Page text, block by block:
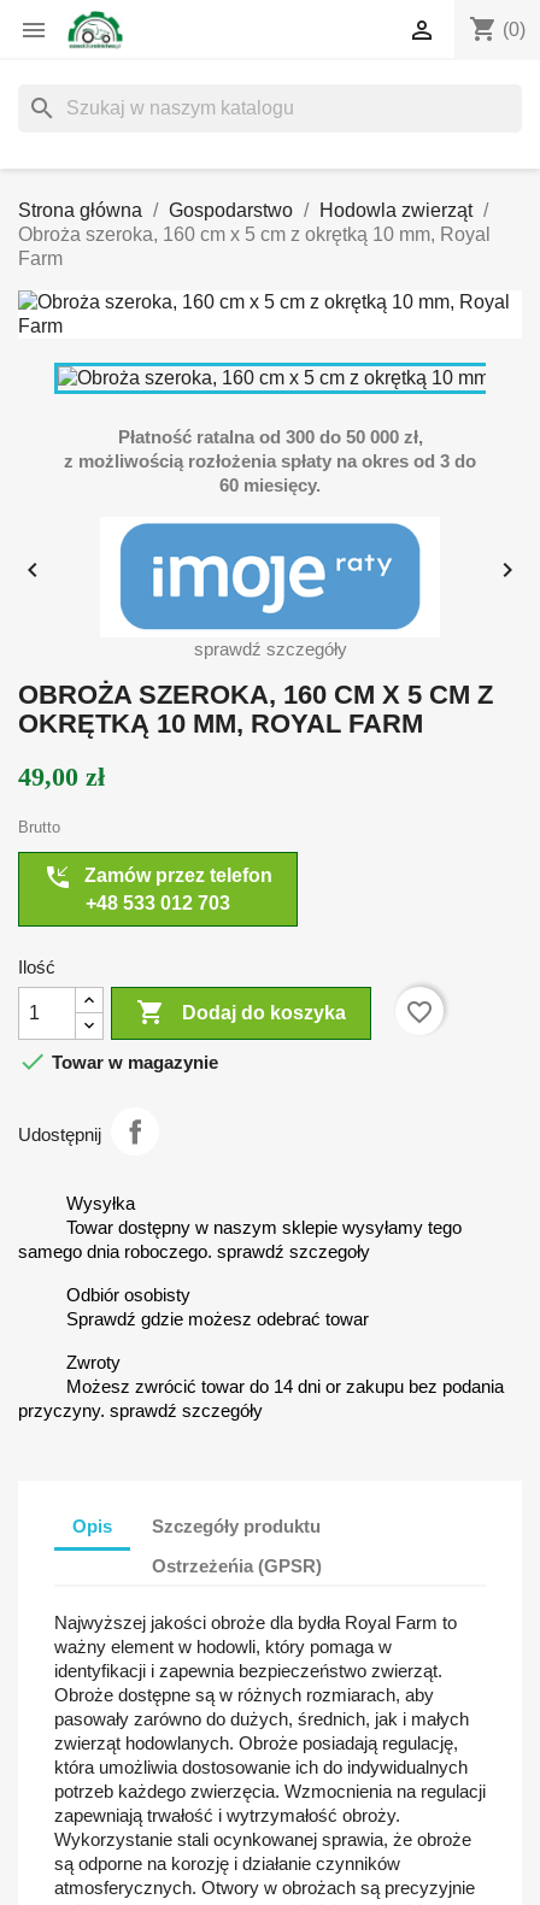
 shopping_cart (0)

search
Strona główna Gospodarstwo
Hodowla zwierząt
Obroża szeroka, 160 cm x 5 cm z okrętką 10 mm, Royal
Farm
Płatność ratalna od 300 do 50 000 zł,
z możliwością rozłożenia spłaty na okres od 3 do
60 miesięcy.
sprawdź szczegóły
 
OBROŻA SZEROKA, 160 CM X 5 CM Z
OKRĘTKĄ 10 MM, ROYAL FARM
49,00 zł
Brutto
phone_callback
Zamów przez telefon
+48 533 012 703
Ilość
 Dodaj do koszyka
favorite_border
 Towar w magazynie
Udostępnij
Wysyłka
Towar dostępny w naszym sklepie wysyłamy tego
samego dnia roboczego. sprawdź szczegoły
Odbiór osobisty
Sprawdź gdzie możesz odebrać towar
Zwroty
Możesz zwrócić towar do 14 dni or zakupu bez podania
przyczyny. sprawdź szczegóły
Opis
Szczegóły produktu
Ostrzeżeńia (GPSR)
Najwyższej jakości obroże dla bydła Royal Farm to
ważny element w hodowli, który pomaga w
identyfikacji i zapewnia bezpieczeństwo zwierząt.
Obroże dostępne są w różnych rozmiarach, aby
pasowały zarówno do dużych, średnich, jak i małych
zwierząt hodowlanych. Obroże posiadają regulację,
która umożliwia dostosowanie ich do indywidualnych
potrzeb każdego zwierzęcia. Wzmocnienia na regulacji
zapewniają trwałość i wytrzymałość obroży.
Wykorzystanie stali ocynkowanej sprawia, że obroże
są odporne na korozję i działanie czynników
atmosferycznych. Otwory w obrożach są precyzyjnie